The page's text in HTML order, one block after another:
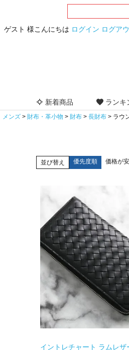
ゲスト 様こんにちは ログイン ログア
新着商品 ランキ
メンズ 財布・革小物 財布 長財布 ラウ
並び替え 優先度順 価格が
イントレチャート ラムレザ